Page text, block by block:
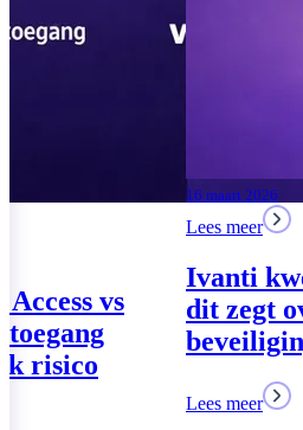
04 augustus 2026